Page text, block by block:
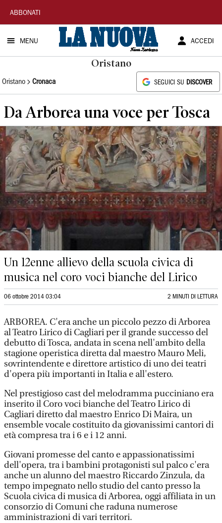
La
Nuova
Sardegna
ABBONATI
MENU ACCEDI
Oristano
Oristano Cronaca SEGUICI SU DISCOVER
Da Arborea una voce per Tosca
Un 12enne allievo della scuola civica di
musica nel coro voci bianche del Lirico
06 ottobre 2014 03:04 2 MINUTI DI LETTURA
ARBOREA. C'era anche un piccolo pezzo di Arborea
al Teatro Lirico di Cagliari per il grande successo del
debutto di Tosca, andata in scena nell'ambito della
stagione operistica diretta dal maestro Mauro Meli,
sovrintendente e direttore artistico di uno dei teatri
d'opera più importanti in Italia e all'estero.
Nel prestigioso cast del melodramma pucciniano era
inserito il Coro voci bianche del Teatro Lirico di
Cagliari diretto dal maestro Enrico Di Maira, un
ensemble vocale costituito da giovanissimi cantori di
età compresa tra i 6 e i 12 anni.
Giovani promesse del canto e appassionatissimi
dell'opera, tra i bambini protagonisti sul palco c'era
anche un alunno del maestro Riccardo Zinzula, da
tempo impegnato nello studio del canto presso la
Scuola civica di musica di Arborea, oggi affiliata in un
consorzio di Comuni che raduna numerose
amministrazioni di vari territori.